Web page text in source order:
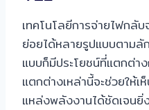
เทคโนโลยีการจ่ายไฟกลั
ย่อยได้หลายรูปแบบตาม
แบบก็มีประโยชน์ที่แตกต่า
แตกต่างเหล่านี้จะช่วยให้
แหล่งพลังงานได้ชัดเจนยิ่